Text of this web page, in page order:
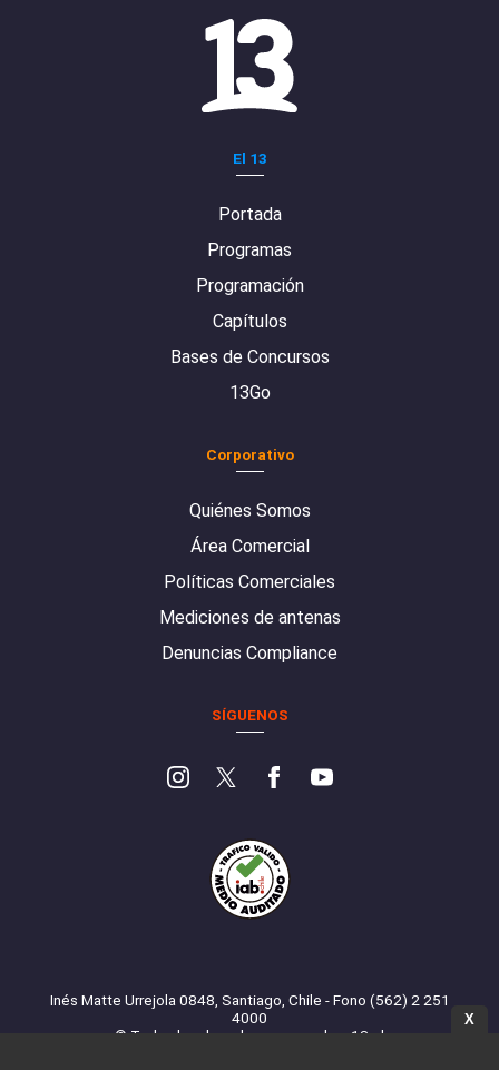
El 13
Portada
Programas
Programación
Capítulos
Bases de Concursos
13Go
Corporativo
Quiénes Somos
Área Comercial
Políticas Comerciales
Mediciones de antenas
Denuncias Compliance
SÍGUENOS
Inés Matte Urrejola 0848, Santiago, Chile - Fono (562) 2 251
4000
© Todos los derechos reservados. 13.cl
X